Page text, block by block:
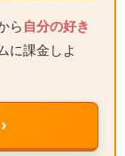
ら 自分の好き
に課金しよ